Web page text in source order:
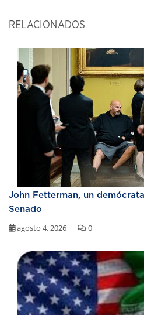
RELACIONADOS
John Fetterman, un
Senado
agosto 4, 2026 0